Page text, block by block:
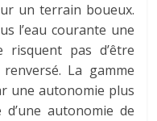
un terrain boueux.
l’eau courante une
pas d’être
La gamme
une autonomie plus
d’une autonomie de